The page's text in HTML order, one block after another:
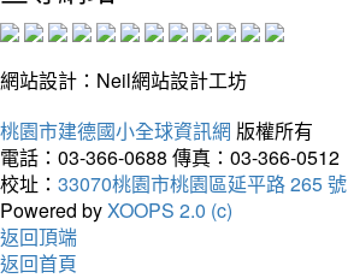
網站設計：Neil網站設計工坊
桃園市建德國小全球資訊網 版權所有
電話：03-366-0688 傳真：03-366-0512
校址： 33070桃園市桃園區延平路 265 號
Powered byXOOPS 2.0 (c)
返回頂端
返回首頁